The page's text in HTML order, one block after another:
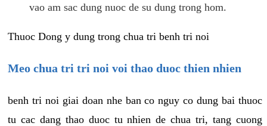
vao am sac dung nuoc de su dung trong hom.
Thuoc Dong y dung trong chua tri benh tri noi
Meo chua tri tri noi voi thao duoc thien nhien
benh tri noi giai doan nhe ban co nguy co dung bai thuoc
tu cac dang thao duoc tu nhien de chua tri, tang cuong